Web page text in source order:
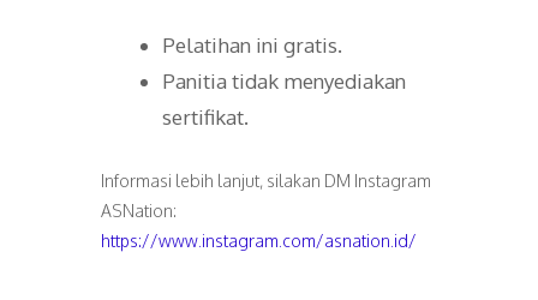
Pelatihan ini gratis.
Panitia tidak menyediakan
sertifikat.
Informasi lebih lanjut, silakan DM Instagram
ASNation:
https://www.instagram.com/asnation.id/